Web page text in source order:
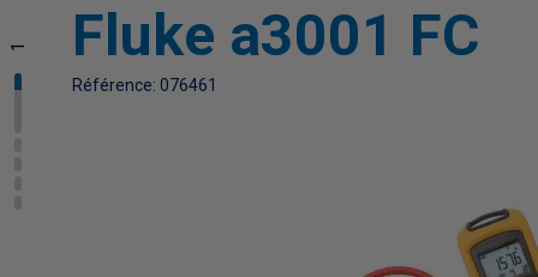
1 5
Fluke a3001 FC
Référence: 076461